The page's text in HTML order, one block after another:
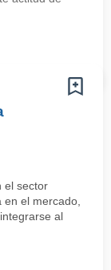
el sector
el mercado,
al